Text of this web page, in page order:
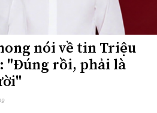
nói về tin Triệu
"Đúng rồi, phải là